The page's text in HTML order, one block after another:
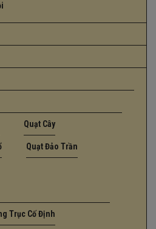
Quạt Cây
Quạt Đảo Trần
Trục Cố Định